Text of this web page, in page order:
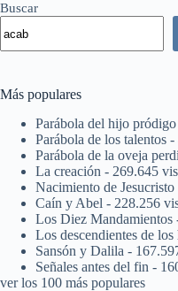
Buscar
Más populares
Parábola del hijo pródigo
Parábola de los talentos -
Parábola de la oveja
La creación - 269.645
Nacimiento de Jesucristo
Caín y Abel - 228.256
Los Diez Mandamientos
Los descendientes de
Sansón y Dalila -
Señales antes del fin -
ver los 100 más populares